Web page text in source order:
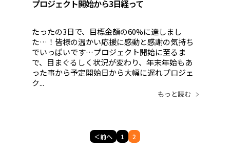
プロジェクト開始から3日経って
たったの3日で、目標金額の60%に達しまし
た…！皆様の温かい応援に感動と感謝の気持ち
でいっぱいです…プロジェクト開始に至るま
で、目まぐるしく状況が変わり、年末年始もあ
った事から予定開始日から大幅に遅れプロジェ
ク...
もっと読む
＜前へ 1 2